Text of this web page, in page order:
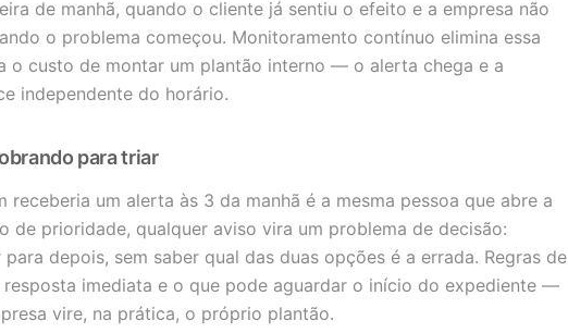
de manhã, quando o cliente já sentiu o efeito e a empresa não
o problema começou. Monitoramento contínuo elimina essa
o custo de montar um plantão interno — o alerta chega e a
independente do horário.
para triar
receberia um alerta às 3 da manhã é a mesma pessoa que abre a
de prioridade, qualquer aviso vira um problema de decisão:
depois, sem saber qual das duas opções é a errada. Regras de
imediata e o que pode aguardar o início do expediente —
vire, na prática, o próprio plantão.